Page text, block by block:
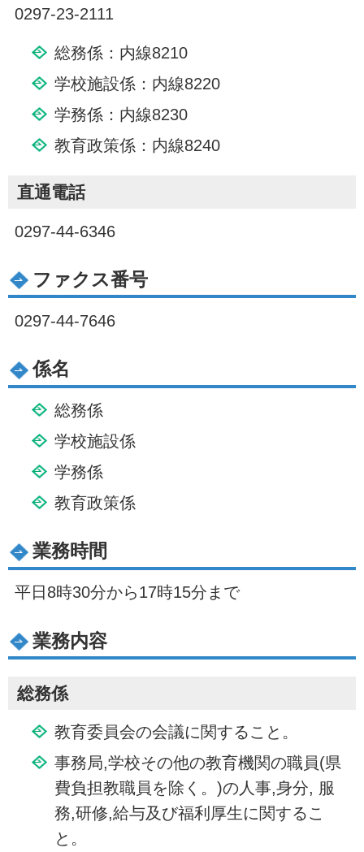
0297-23-2111
総務係：内線8210
学校施設係：内線8220
学務係：内線8230
教育政策係：内線8240
直通電話
0297-44-6346
ファクス番号
0297-44-7646
係名
総務係
学校施設係
学務係
教育政策係
業務時間
平日8時30分から17時15分まで
業務内容
総務係
教育委員会の会議に関すること。
事務局,学校その他の教育機関の職員(県
費負担教職員を除く。)の人事,身分, 服
務,研修,給与及び福利厚生に関するこ
と。